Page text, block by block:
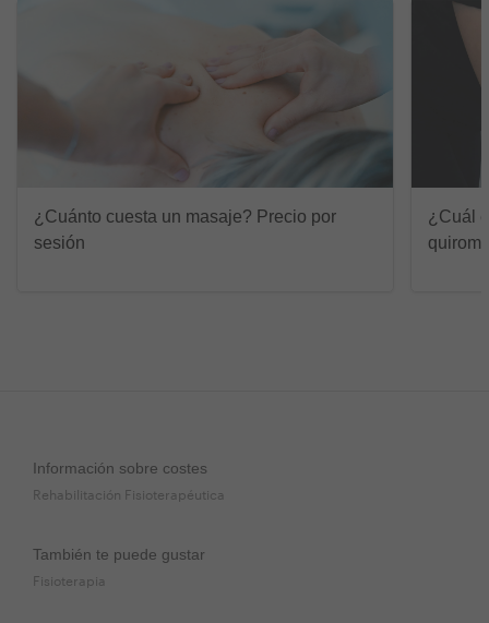
¿Cuánto cuesta un masaje? Precio por
sesión
¿Cuál
Información sobre costes
Rehabilitación Fisioterapéutica
También te puede gustar
Fisioterapia